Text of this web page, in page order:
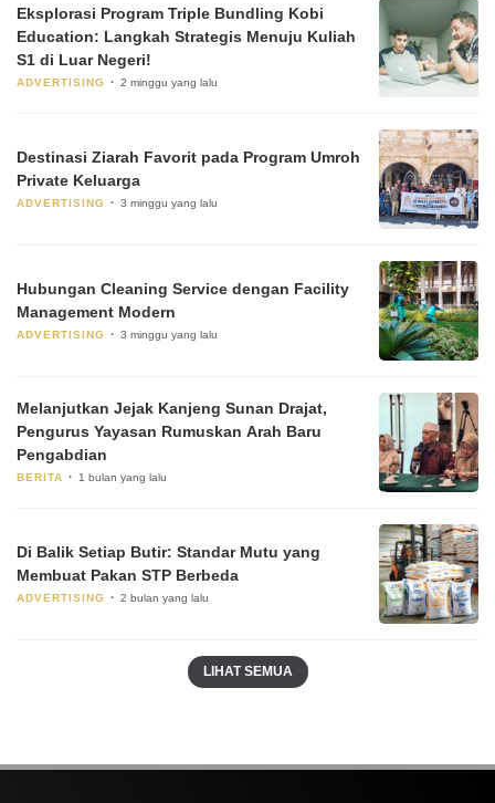
Eksplorasi Program Triple Bundling Kobi
Education: Langkah Strategis Menuju Kuliah
S1 di Luar Negeri!
ADVERTISING 2 minggu yang lalu
Destinasi Ziarah Favorit pada Program Umroh
Private Keluarga
ADVERTISING 3 minggu yang lalu
Hubungan Cleaning Service dengan Facility
Management Modern
ADVERTISING 3 minggu yang lalu
Melanjutkan Jejak Kanjeng Sunan Drajat,
Pengurus Yayasan Rumuskan Arah Baru
Pengabdian
BERITA 1 bulan yang lalu
Di Balik Setiap Butir: Standar Mutu yang
Membuat Pakan STP Berbeda
ADVERTISING 2 bulan yang lalu
LIHAT SEMUA